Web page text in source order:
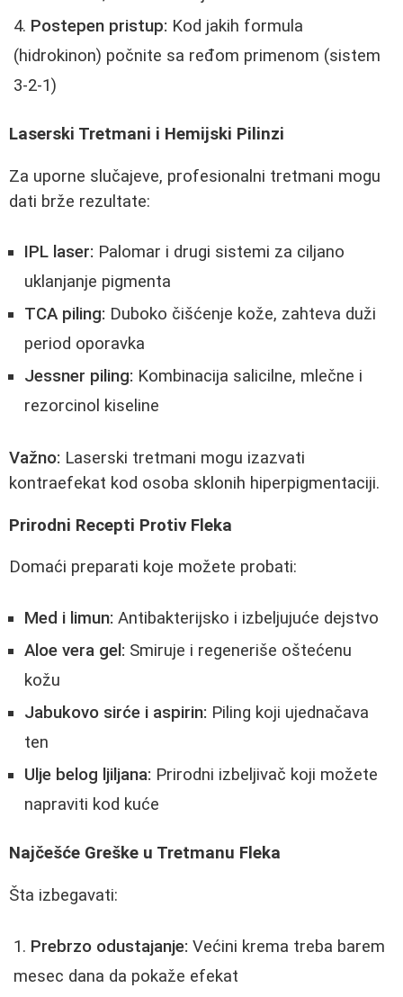
Postepen pristup: Kod jakih formula
(hidrokinon) počnite sa ređom primenom (sistem
3-2-1)
Laserski Tretmani i Hemijski Pilinzi
Za uporne slučajeve, profesionalni tretmani mogu
dati brže rezultate:
IPL laser: Palomar i drugi sistemi za ciljano
uklanjanje pigmenta
TCA piling: Duboko čišćenje kože, zahteva duži
period oporavka
Jessner piling: Kombinacija salicilne, mlečne i
rezorcinol kiseline
Važno: Laserski tretmani mogu izazvati
kontraefekat kod osoba sklonih hiperpigmentaciji.
Prirodni Recepti Protiv Fleka
Domaći preparati koje možete probati:
Med i limun: Antibakterijsko i izbeljujuće dejstvo
Aloe vera gel: Smiruje i regeneriše oštećenu
kožu
Jabukovo sirće i aspirin: Piling koji ujednačava
ten
Ulje belog ljiljana: Prirodni izbeljivač koji možete
napraviti kod kuće
Najčešće Greške u Tretmanu Fleka
Šta izbegavati:
Prebrzo odustajanje: Većini krema treba barem
mesec dana da pokaže efekat